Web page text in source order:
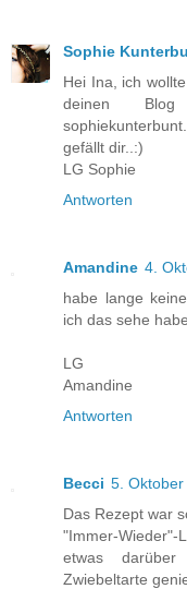
Sophie
Hei Ina, ich
deinen
gefällt dir..:)
LG Sophie
Antworten
Amandine 4.
habe lange
ich das sehe
LG
Amandine
Antworten
Becci 5.
Das Rezept war
"Immer-Wieder"-
etwas
Zwiebeltarte